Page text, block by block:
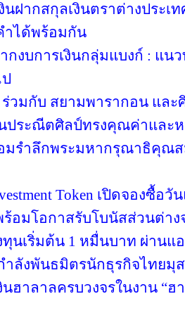
นฝากสกุลเงินตราต่างประเ
ำได้พร้อมกัน
กงบการเงินกลุ่มแบงก์ : แ
วมกับ สยามพารากอน แล
ประณีตศิลป์ทรงคุณค่าและ
รำลึกพระมหากรุณาธิคุณ
Token เปิดจองซื้อ
ร้อมโอกาสรับโบนัสส่วนต่า
ทุนเริ่มต้น 1 หมื่นบาท ผ่านแ
ำลังพันธมิตรนักธุรกิจไทยมุ
นฮาลาลครบวงจรในงาน “